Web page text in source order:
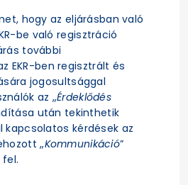
hogy az eljárásban való
be való regisztráció
további
EKR-ben regisztrált és
jogosultsággal
az „Érdeklődés
után tekinthetik
kapcsolatos kérdések az
„Kommunikáció”